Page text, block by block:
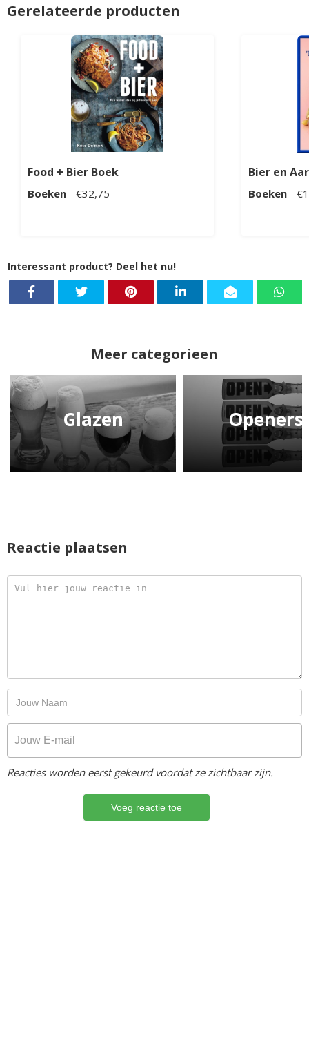
Gerelateerde producten
Food + Bier Boek
Boeken - €32,75
Bier en
Boeken -
Interessant product? Deel het nu!
Meer categorieen
Glazen Openers
Reactie plaatsen
Reacties worden eerst gekeurd voordat ze zichtbaar zijn.